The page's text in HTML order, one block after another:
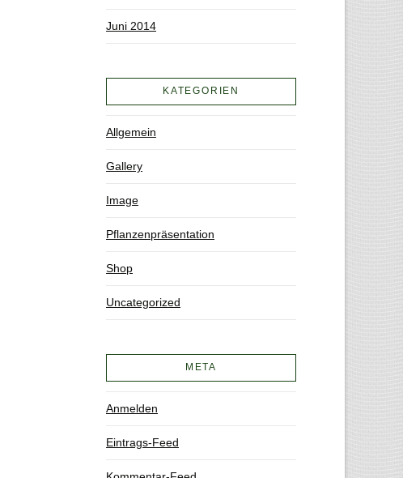
Juni 2014
KATEGORIEN
Allgemein
Gallery
Image
Pflanzenpräsentation
Shop
Uncategorized
META
Anmelden
Eintrags-Feed